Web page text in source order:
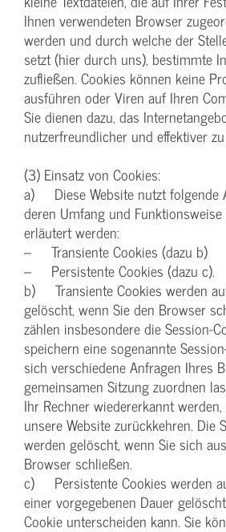
Ihnen verwendeten Browser
werden und durch welche der
setzt (hier durch uns), bestimmte
zufließen. Cookies können keine
ausführen oder Viren auf Ihren
Sie dienen dazu, das
nutzerfreundlicher und effektiver
(3) Einsatz von Cookies:
a) Diese Website nutzt folgende
deren Umfang und
erläutert werden:
– Transiente Cookies (dazu b)
– Persistente Cookies (dazu c).
b) Transiente Cookies werden
gelöscht, wenn Sie den Browser
zählen insbesondere die Session-
speichern eine sogenannte
sich verschiedene Anfragen Ihres
gemeinsamen Sitzung zuordnen
Ihr Rechner wiedererkannt
unsere Website zurückkehren. Die
werden gelöscht, wenn Sie sich
Browser schließen.
c) Persistente Cookies werden
einer vorgegebenen Dauer
Cookie unterscheiden kann. Sie